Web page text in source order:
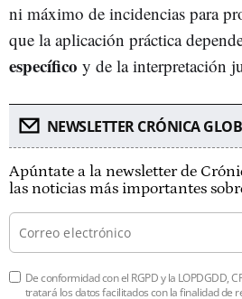
ni máximo de incidencias para
que la aplicación práctica
específico y de la interpretación
NEWSLETTER CRÓNICA
Apúntate a la newsletter de
las noticias más importantes
De conformidad con el RGPD y la LOPDGDD,
tratará los datos facilitados con la finalidad de